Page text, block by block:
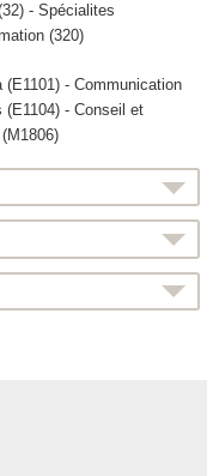
- Spécialites
(320)
- Communication
- Conseil et